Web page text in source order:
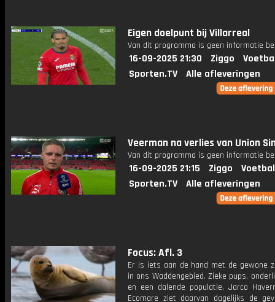
Eigen doelpunt bij Villarreal
Van dit programma is geen informatie
16-09-2025 21:30 Ziggo
Sporten.TV
Alle afleveringen
Veerman na verlies van Union
Van dit programma is geen informatie
16-09-2025 21:15 Ziggo
Sporten.TV
Alle afleveringen
Focus: Afl. 3
Er is iets aan de hand met de gewone
in ons Waddengebied. Zieke pups,
en een dalende populatie. Jarco
Ecomare ziet daarvan dagelijks de